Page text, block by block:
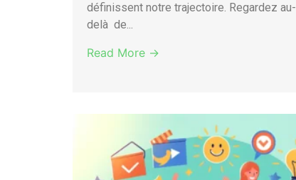
définissent notre trajectoire. Regardez au-
delà de...
Read More →